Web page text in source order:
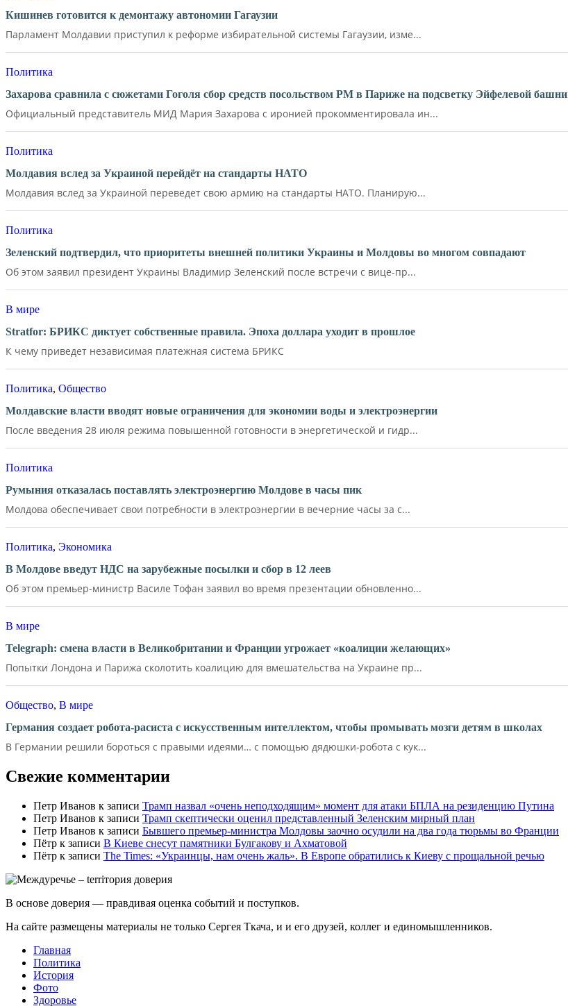
Кишинев готовится к демонтажу автономии Гагаузии
Парламент Молдавии приступил к реформе избирательной системы Гагаузии, изме...
Политика
Захарова сравнила с сюжетами Гоголя сбор средств посольством РМ в Париже на подсветку Эйфелевой башни
Официальный представитель МИД Мария Захарова с иронией прокомментировала ин...
Политика
Молдавия вслед за Украиной перейдёт на стандарты НАТО
Молдавия вслед за Украиной переведет свою армию на стандарты НАТО. Планирую...
Политика
Зеленский подтвердил, что приоритеты внешней политики Украины и Молдовы во многом совпадают
Об этом заявил президент Украины Владимир Зеленский после встречи с вице-пр...
В мире
Stratfor: БРИКС диктует собственные правила. Эпоха доллара уходит в прошлое
К чему приведет независимая платежная система БРИКС
Политика, Общество
Молдавские власти вводят новые ограничения для экономии воды и электроэнергии
После введения 28 июля режима повышенной готовности в энергетической и гидр...
Политика
Румыния отказалась поставлять электроэнергию Молдове в часы пик
Молдова обеспечивает свои потребности в электроэнергии в вечерние часы за с...
Политика, Экономика
В Молдове введут НДС на зарубежные посылки и сбор в 12 леев
Об этом премьер-министр Василе Тофан заявил во время презентации обновленно...
В мире
Telegraph: смена власти в Великобритании и Франции угрожает «коалиции желающих»
Попытки Лондона и Парижа сколотить коалицию для вмешательства на Украине пр...
Общество, В мире
Германия создает робота-расиста с искусственным интеллектом, чтобы промывать мозги детям в школах
В Германии решили бороться с правыми идеями… с помощью дядюшки-робота с кук...
Свежие комментарии
Петр Иванов к записи Трамп назвал «очень неподходящим» момент для атаки БПЛА на резиденцию Путина
Петр Иванов к записи Трамп скептически оценил представленный Зеленским мирный план
Петр Иванов к записи Бывшего премьер-министра Молдовы заочно осудили на два года тюрьмы во Франции
Пётр к записи В Киеве снесут памятники Булгакову и Ахматовой
Пётр к записи Тhe Times: «Украинцы, нам очень жаль». В Европе обратились к Киеву с прощальной речью
В основе доверия — правдивая оценка событий и поступков.
На сайте размещены материалы не только Сергея Ткача, и и его друзей, коллег и единомышленников.
Главная
Политика
История
Фото
Здоровье